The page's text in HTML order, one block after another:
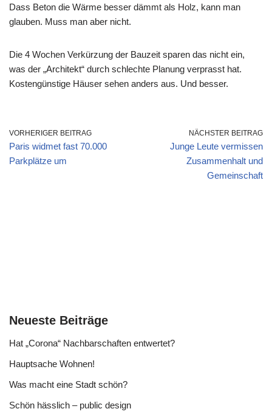
Dass Beton die Wärme besser dämmt als Holz, kann man
glauben. Muss man aber nicht.
Die 4 Wochen Verkürzung der Bauzeit sparen das nicht ein,
was der „Architekt“ durch schlechte Planung verprasst hat.
Kostengünstige Häuser sehen anders aus. Und besser.
VORHERIGER BEITRAG
Paris widmet fast 70.000
Parkplätze um
NÄCHSTER BEITRAG
Junge Leute vermissen
Zusammenhalt und
Gemeinschaft
Neueste Beiträge
Hat „Corona“ Nachbarschaften entwertet?
Hauptsache Wohnen!
Was macht eine Stadt schön?
Schön hässlich – public design